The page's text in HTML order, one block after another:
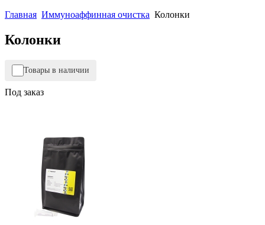
Главная Иммуноаффинная очистка Колонки
Колонки
Товары в наличии
Под заказ